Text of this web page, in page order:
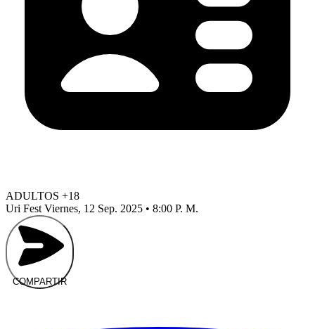
ADULTOS +18
Uri Fest Viernes, 12 Sep. 2025 • 8:00 P. M.
COMPARTIR